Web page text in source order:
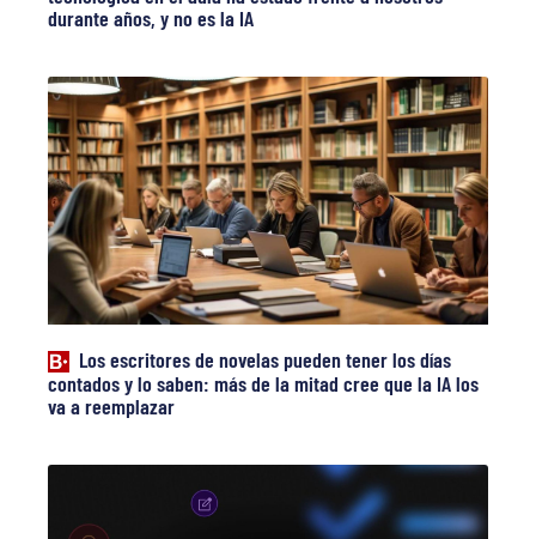
durante años, y no es la IA
Los escritores de novelas pueden tener los días
contados y lo saben: más de la mitad cree que la IA los
va a reemplazar